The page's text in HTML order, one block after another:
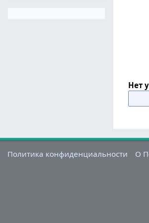
Нет
Политика конфиденциальности О